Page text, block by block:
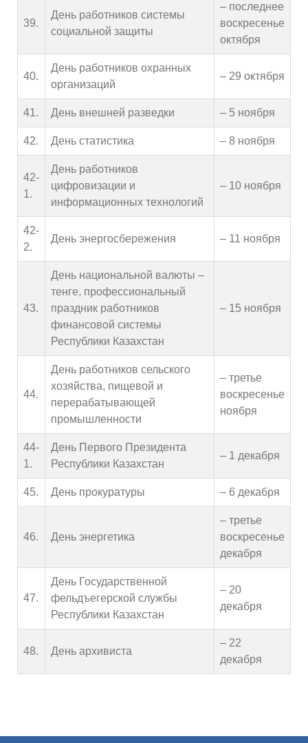
39.
День работников системы
социальной защиты
– последнее
воскресенье
октября
40.
День работников охранных
организаций
– 29 октября
41. День внешней разведки – 5 ноября
42. День статистика – 8 ноября
42-
1.
День работников
цифровизации и
информационных технологий
– 10 ноября
42-
2.
День энергосбережения – 11 ноября
43.
День национальной валюты –
тенге, профессиональный
праздник работников
финансовой системы
Республики Казахстан
– 15 ноября
44.
День работников сельского
хозяйства, пищевой и
перерабатывающей
промышленности
– третье
воскресенье
ноября
44-
1.
День Первого Президента
Республики Казахстан
– 1 декабря
45. День прокуратуры – 6 декабря
46. День энергетика
– третье
воскресенье
декабря
47.
День Государственной
фельдъегерской службы
Республики Казахстан
– 20
декабря
48. День архивиста
– 22
декабря